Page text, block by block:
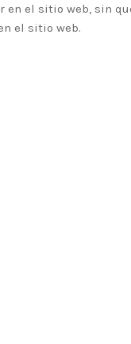
en el sitio web, sin
el sitio web.